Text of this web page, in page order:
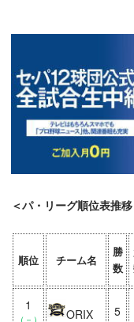
＜パ・リーグ順位表推移
順位 チーム名
勝
数
1
（－） ORIX 5